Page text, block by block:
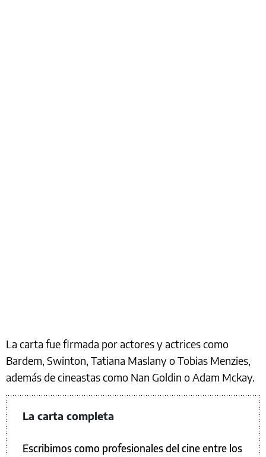
La carta fue firmada por actores y actrices como
Bardem, Swinton, Tatiana Maslany o Tobias Menzies,
además de cineastas como Nan Goldin o Adam Mckay.
La carta completa
Escribimos como profesionales del cine entre los